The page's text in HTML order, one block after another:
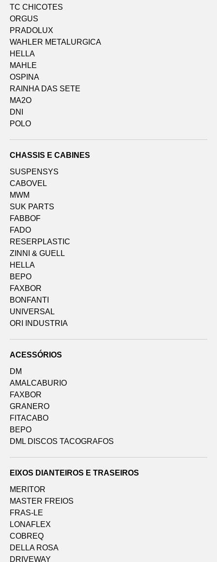
TC CHICOTES
ORGUS
PRADOLUX
WAHLER METALURGICA
HELLA
MAHLE
OSPINA
RAINHA DAS SETE
MA2O
DNI
POLO
CHASSIS E CABINES
SUSPENSYS
CABOVEL
MWM
SUK PARTS
FABBOF
FADO
RESERPLASTIC
ZINNI & GUELL
HELLA
BEPO
FAXBOR
BONFANTI
UNIVERSAL
ORI INDUSTRIA
ACESSÓRIOS
DM
AMALCABURIO
FAXBOR
GRANERO
FITACABO
BEPO
DML DISCOS TACOGRAFOS
EIXOS DIANTEIROS E TRASEIROS
MERITOR
MASTER FREIOS
FRAS-LE
LONAFLEX
COBREQ
DELLA ROSA
DRIVEWAY